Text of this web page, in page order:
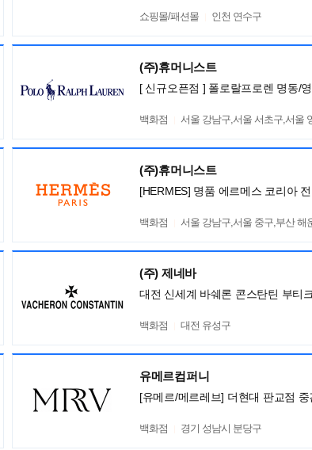
쇼핑몰/패션몰 인천 연수구
(주)휴머니스트
[ 신규오픈점 ] 폴로랄프로렌 명동/
백화점 서울 강남구,서울 서초구,서울
(주)휴머니스트
[HERMES] 명품 에르메스 코리아
백화점 서울 강남구,서울 중구,부산 해
(주) 제네바
대전 신세계 바쉐론 콘스탄틴 부티크
백화점 대전 유성구
유메르컴퍼니
[유메르/메르레브] 더현대 판교점
백화점 경기 성남시 분당구